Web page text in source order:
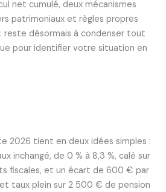
net cumulé, deux mécanismes
patrimoniaux et règles propres
reste désormais à condenser tout
pour identifier votre situation en
2026 tient en deux idées simples :
inchangé, de 0 % à 8,3 %, calé sur
fiscales, et un écart de 600 € par
taux plein sur 2 500 € de pension